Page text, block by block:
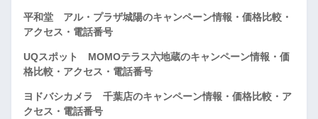
平和堂 アル・プラザ城陽のキャンペーン情報・価格比較・
アクセス・電話番号
UQスポット MOMOテラス六地蔵のキャンペーン情報・価
格比較・アクセス・電話番号
ヨドバシカメラ 千葉店のキャンペーン情報・価格比較・ア
クセス・電話番号